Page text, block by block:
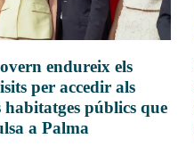
endureix els
per accedir als
habitatges públics que
a Palma